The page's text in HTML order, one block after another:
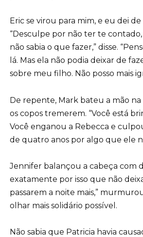
Eric se virou para mim, e eu dei
“Desculpe por não ter te contado,
não sabia o que fazer,” disse.
lá. Mas ela não podia deixar de
sobre meu filho. Não posso mais
De repente, Mark bateu a mão na
os copos tremerem. “Você está
Você enganou a Rebecca e
de quatro anos por algo que ele
Jennifer balançou a cabeça com
exatamente por isso que não
passarem a noite mais,”
olhar mais solidário possível.
Não sabia que Patricia havia